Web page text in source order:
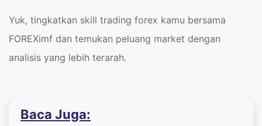
Yuk, tingkatkan skill trading forex kamu bersama
FOREXimf dan temukan peluang market dengan
analisis yang lebih terarah.
Baca Juga: